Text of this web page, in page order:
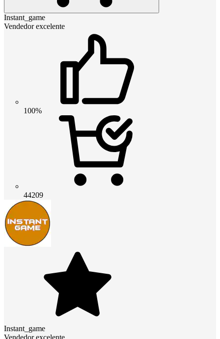
Instant_game
Vendedor excelente
100%
44209
Instant_game
Vendedor excelente